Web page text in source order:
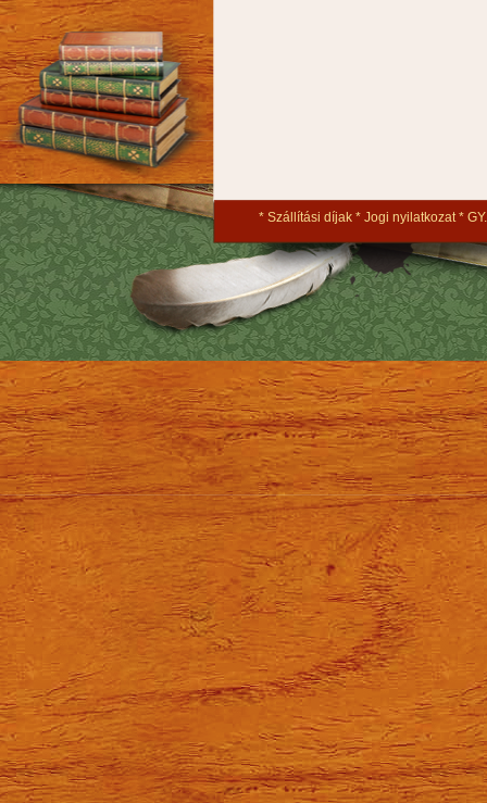
Szállítási díjak Jogi nyilatkozat